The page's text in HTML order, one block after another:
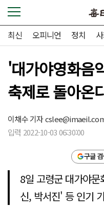
최신 오피니언 정치
'대가야영화음
축제로 돌아온
이채수 기자
입력 2022-10-03 06:30:00
구글
8일 고령군 대가야
신, 박서진' 등 인기